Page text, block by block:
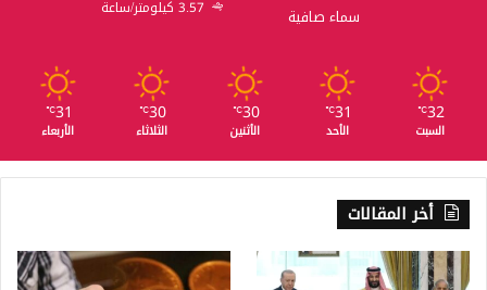
سماء صافية
3.57 كيلومتر/ساعة
32
℃
السبت
31
℃
الأحد
30
℃
الأثنين
30
℃
الثلاثاء
31
℃
الأربعاء
أخر المقالات